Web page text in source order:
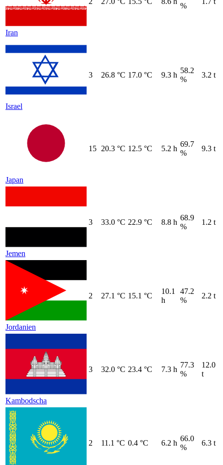
Iran
%
Israel
3 26.8 °C 17.0 °C 9.3 h
58.2
%
3.2 t
Japan
15 20.3 °C 12.5 °C 5.2 h
69.7
%
9.3 t
Jemen
3 33.0 °C 22.9 °C 8.8 h
68.9
%
1.2 t
Jordanien
2 27.1 °C 15.1 °C
10.1
h
47.2
%
2.2 t
Kambodscha
3 32.0 °C 23.4 °C 7.3 h
77.3
%
12.0
t
2 11.1 °C 0.4 °C 6.2 h
66.0
%
6.3 t